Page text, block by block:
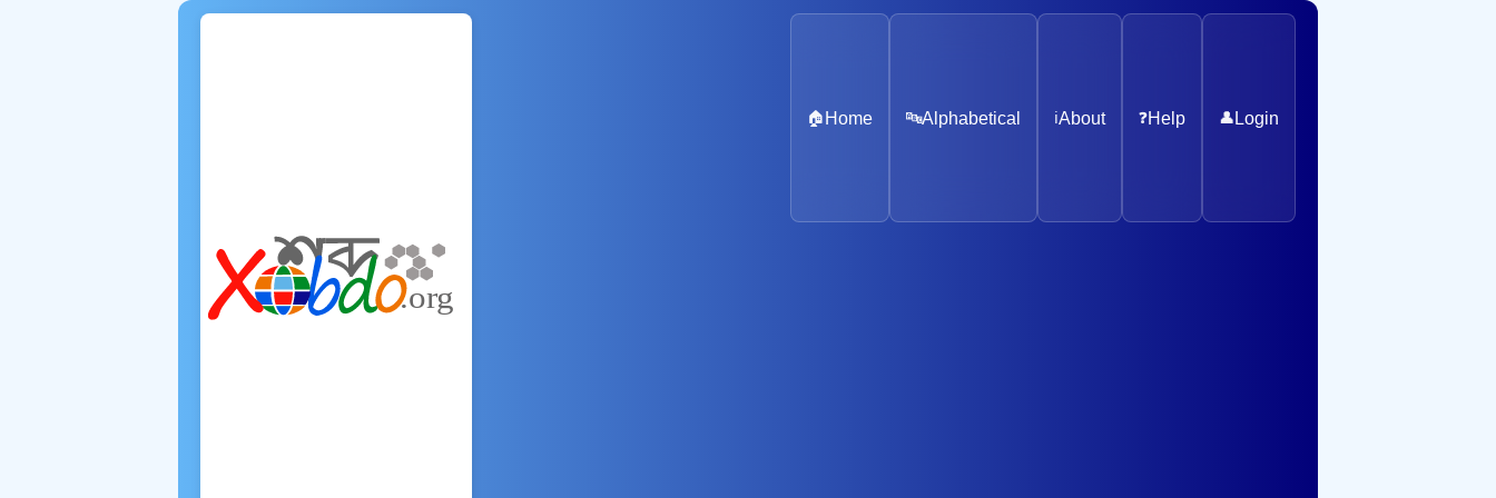
🏠 Home 🔤Alphabetical ℹ️About ❓Help 👤 Login